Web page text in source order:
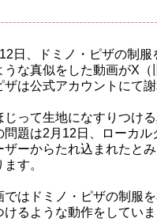
日、ドミノ・ピザの制服
うな真似をした動画がX
ザは公式アカウントにて
じって生地になすりつけ
題は2月12日、ローカル
ザーからたれ込まれたと
す。
はドミノ・ピザの制服
けるような動作をしていま